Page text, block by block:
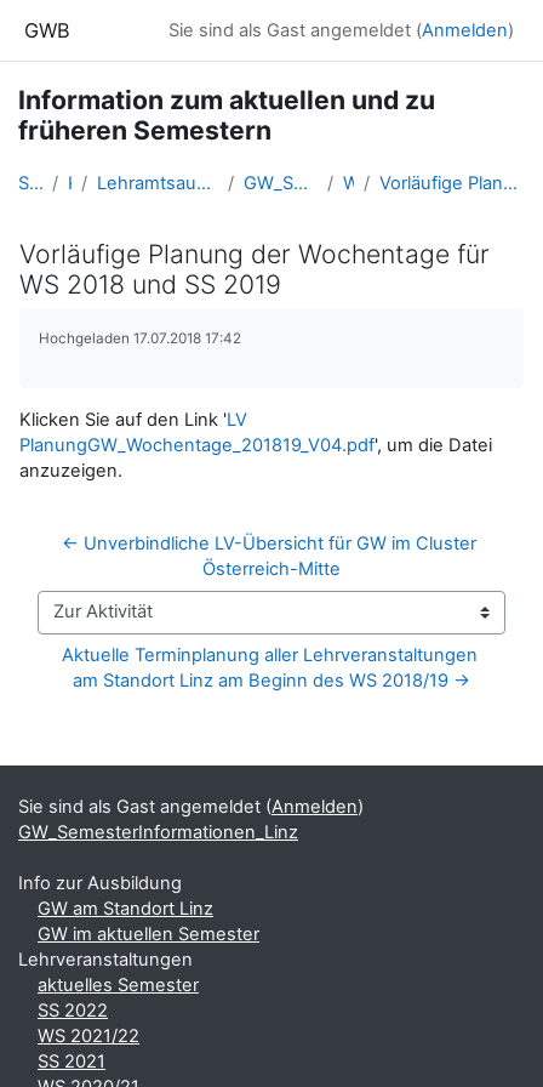
GWB Sie sind als Gast angemeldet (Anmelden)
Information zum aktuellen und zu
früheren Semestern
Startseite Kurse Lehramtsausbildung GW im Cluster Österreich Mitte GW_SemesterInformationen_Linz WS 2018 Vorläufige Planung der Wochentage für WS 2018 und SS 2019
Vorläufige Planung der Wochentage für
WS 2018 und SS 2019
Hochgeladen 17.07.2018 17:42
Klicken Sie auf den Link 'LV
PlanungGW_Wochentage_201819_V04.pdf', um die Datei
anzuzeigen.
← Unverbindliche LV-Übersicht für GW im Cluster
Österreich-Mitte
Zur Aktivität
Aktuelle Terminplanung aller Lehrveranstaltungen
am Standort Linz am Beginn des WS 2018/19 →
Ergänzungsblöcke
Sie sind als Gast angemeldet (Anmelden)
GW_SemesterInformationen_Linz
Info zur Ausbildung
GW am Standort Linz
GW im aktuellen Semester
Lehrveranstaltungen
aktuelles Semester
SS 2022
WS 2021/22
SS 2021